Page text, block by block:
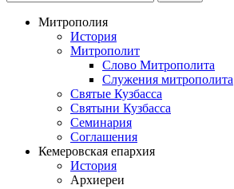
Митрополия
История
Митрополит
Слово Митрополита
Служения митрополита
Святые Кузбасса
Святыни Кузбасса
Семинария
Соглашения
Кемеровская епархия
История
Архиереи